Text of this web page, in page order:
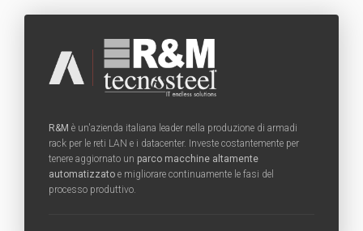
R&M è un'azienda italiana leader nella produzione di armadi
rack per le reti LAN e i datacenter. Investe costantemente per
tenere aggiornato un parco macchine altamente
automatizzato e migliorare continuamente le fasi del
processo produttivo.